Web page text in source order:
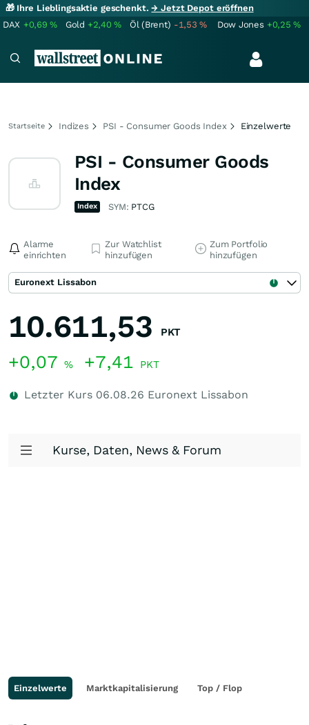
🎁 Ihre Lieblingsaktie geschenkt.→ Jetzt Depot eröffnen
DAX +0,69% Gold +2,40% Öl (Brent) -1,53% Dow Jones +0,25%
Startseite Indizes PSI - Consumer Goods Index Einzelwerte
PSI - Consumer Goods
Index
Index SYM: PTCG
Alarme
einrichten
Zur Watchlist
hinzufügen
Zum Portfolio
hinzufügen
Euronext Lissabon
10.611,53 PKT
+0,07 % +7,41 PKT
Letzter Kurs 06.08.26 Euronext Lissabon
Kurse, Daten, News & Forum
Einzelwerte Marktkapitalisierung Top / Flop